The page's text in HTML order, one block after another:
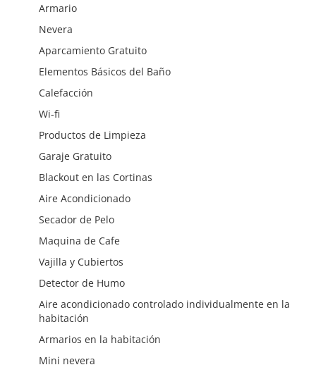
Armario
Nevera
Aparcamiento Gratuito
Elementos Básicos del Baño
Calefacción
Wi-fi
Productos de Limpieza
Garaje Gratuito
Blackout en las Cortinas
Aire Acondicionado
Secador de Pelo
Maquina de Cafe
Vajilla y Cubiertos
Detector de Humo
Aire acondicionado controlado individualmente en la
habitación
Armarios en la habitación
Mini nevera